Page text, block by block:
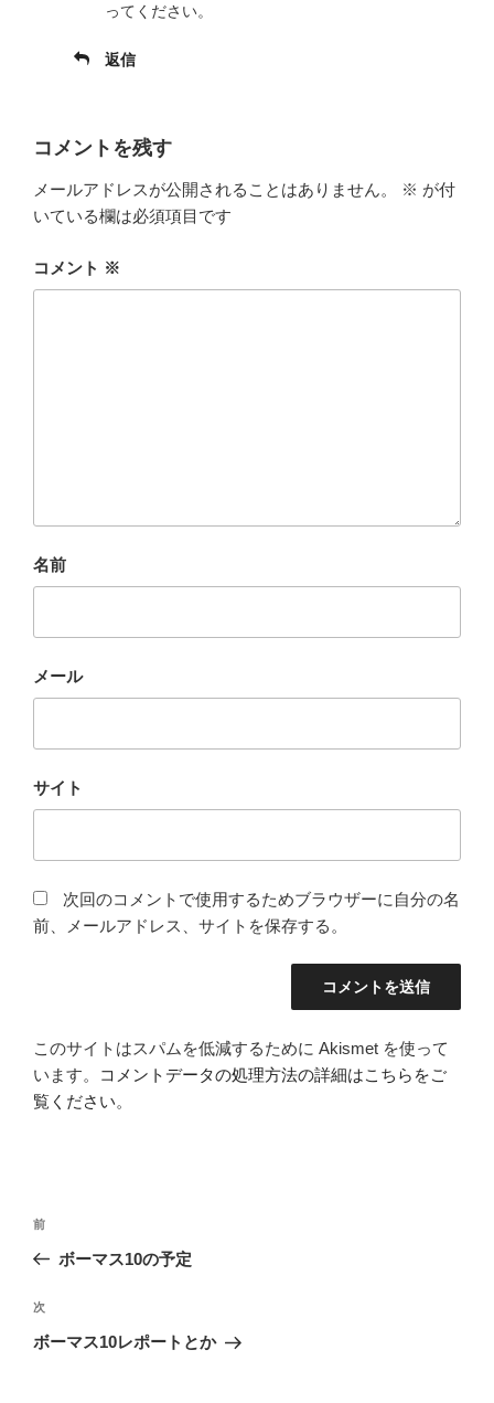
ってください。
返信
コメントを残す
メールアドレスが公開されることはありません。 ※ が付
いている欄は必須項目です
コメント ※
名前
メール
サイト
次回のコメントで使用するためブラウザーに自分の名
前、メールアドレス、サイトを保存する。
このサイトはスパムを低減するために Akismet を使って
います。
コメントデータの処理方法の詳細はこちらをご
覧ください。
投
ナ
ビ
ゲ
前
の
稿
前
ボーマス10の予定
次
の
次
ボーマス10レポートとか